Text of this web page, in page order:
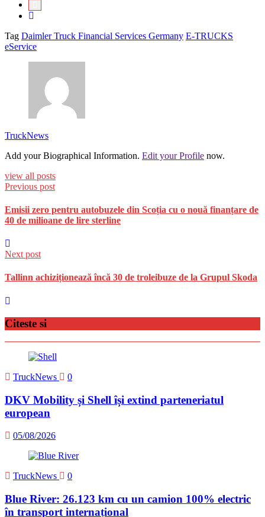
Tag Daimler Truck Financial Services Germany E-TRUCKS
eService
TruckNews
Add your Biographical Information. Edit your Profile now.
view all posts
Previous post
Emisii zero pentru autobuzele din Scoția cu o nouă finanțare de
40 de milioane de lire sterline
Next post
Tallinn achiziționează încă 30 de troleibuze de la Grupul Skoda
Citeste si
TruckNews 0
DKV Mobility și Shell își extind parteneriatul
european
05/08/2026
TruckNews 0
Blue River: 26.123 km cu un camion 100% electric
în transport internațional